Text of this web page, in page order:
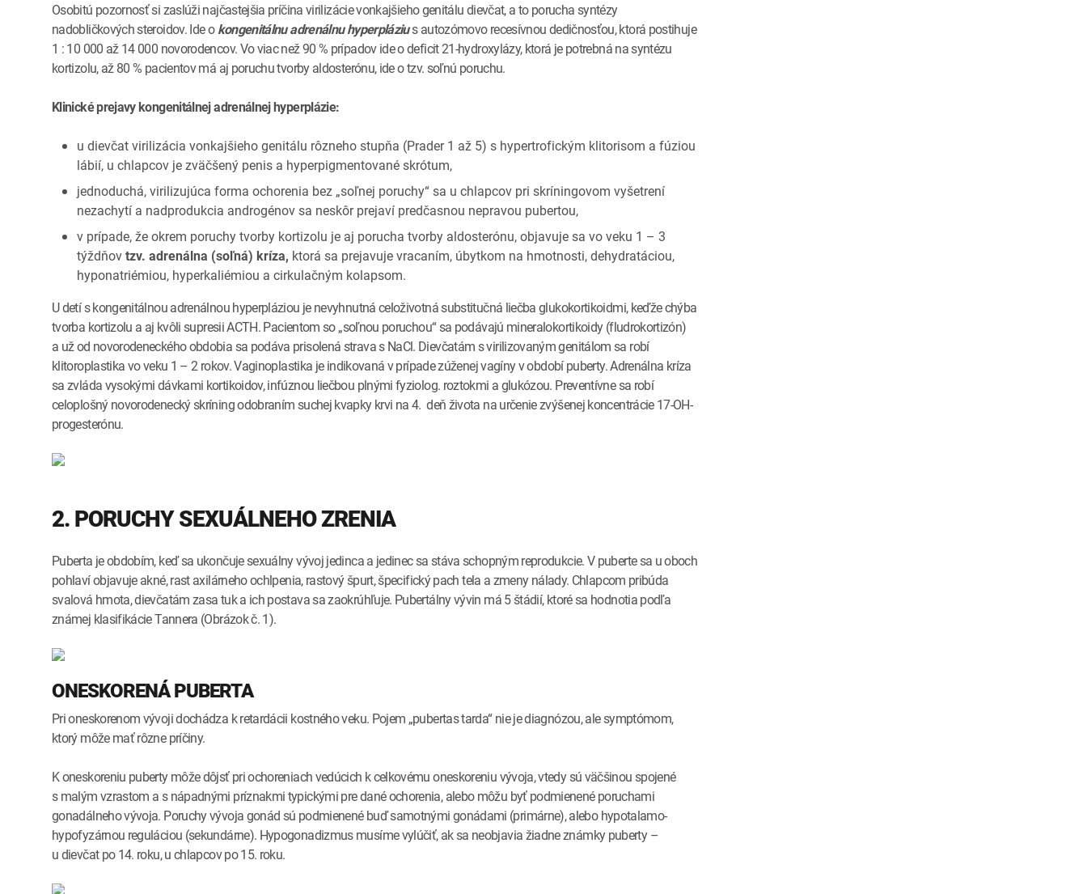
Osobitú pozornosť si zaslúži najčastejšia príčina virilizácie vonkajšieho genitálu dievčat, a to porucha syntézy
nadobličkových steroidov. Ide okongenitálnu adrenálnu hyperplázius autozómovo recesívnou dedičnosťou, ktorá postihuje
1 : 10 000 až 14 000 novorodencov. Vo viac než 90 % prípadov ide o deficit 21-hydroxylázy, ktorá je potrebná na syntézu
kortizolu, až 80 % pacientov má aj poruchu tvorby aldosterónu, ide o tzv. soľnú poruchu.
Klinické prejavy kongenitálnej adrenálnej hyperplázie:
u dievčat virilizácia vonkajšieho genitálu rôzneho stupňa (Prader 1 až 5) s hypertrofickým klitorisom a fúziou
lábií, u chlapcov je zväčšený penis a hyperpigmentované skrótum,
jednoduchá, virilizujúca forma ochorenia bez „soľnej poruchy“ sa u chlapcov pri skríningovom vyšetrení
nezachytí a nadprodukcia androgénov sa neskôr prejaví predčasnou nepravou pubertou,
v prípade, že okrem poruchy tvorby kortizolu je aj porucha tvorby aldosterónu, objavuje sa vo veku 1 – 3
týždňovtzv. adrenálna (soľná) kríza, ktorá sa prejavuje vracaním, úbytkom na hmotnosti, dehydratáciou,
hyponatriémiou, hyperkaliémiou a cirkulačným kolapsom.
U detí s kongenitálnou adrenálnou hyperpláziou je nevyhnutná celoživotná substitučná liečba glukokortikoidmi, keďže chýba
tvorba kortizolu a aj kvôli supresii ACTH. Pacientom so „soľnou poruchou“ sa podávajú mineralokortikoidy (fludrokortizón)
a už od novorodeneckého obdobia sa podáva prisolená strava s NaCl. Dievčatám s virilizovaným genitálom sa robí
klitoroplastika vo veku 1 – 2 rokov. Vaginoplastika je indikovaná v prípade zúženej vagíny v období puberty. Adrenálna kríza
sa zvláda vysokými dávkami kortikoidov, infúznou liečbou plnými fyziolog. roztokmi a glukózou. Preventívne sa robí
celoplošný novorodenecký skríning odobraním suchej kvapky krvi na 4. deň života na určenie zvýšenej koncentrácie 17-OH-
progesterónu.
2. PORUCHY SEXUÁLNEHO ZRENIA
Puberta je obdobím, keď sa ukončuje sexuálny vývoj jedinca a jedinec sa stáva schopným reprodukcie. V puberte sa u oboch
pohlaví objavuje akné, rast axilárneho ochlpenia, rastový špurt, špecifický pach tela a zmeny nálady. Chlapcom pribúda
svalová hmota, dievčatám zasa tuk a ich postava sa zaokrúhľuje. Pubertálny vývin má 5 štádií, ktoré sa hodnotia podľa
známej klasifikácie Tannera (Obrázok č. 1).
ONESKORENÁ PUBERTA
Pri oneskorenom vývoji dochádza k retardácii kostného veku. Pojem „pubertas tarda“ nie je diagnózou, ale symptómom,
ktorý môže mať rôzne príčiny.
K oneskoreniu puberty môže dôjsť pri ochoreniach vedúcich k celkovému oneskoreniu vývoja, vtedy sú väčšinou spojené
s malým vzrastom a s nápadnými príznakmi typickými pre dané ochorenia, alebo môžu byť podmienené poruchami
gonadálneho vývoja. Poruchy vývoja gonád sú podmienené buď samotnými gonádami (primárne), alebo hypotalamo-
hypofyzárnou reguláciou (sekundárne). Hypogonadizmus musíme vylúčiť, ak sa neobjavia žiadne známky puberty –
u dievčat po 14. roku, u chlapcov po 15. roku.